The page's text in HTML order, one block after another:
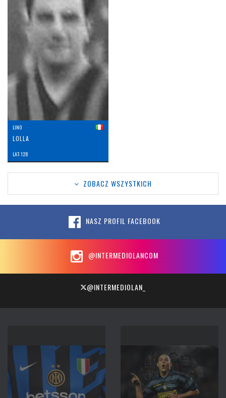
LINO
LOLLA
LAT: 128
ZOBACZ WSZYSTKICH
NASZ PROFIL FACEBOOK
@INTERMEDIOLANCOM
@INTERMEDIOLAN_